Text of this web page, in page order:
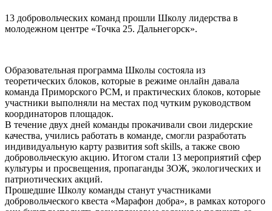
13 добровольческих команд прошли Школу лидерства в
молодежном центре «Точка 25. Дальнегорск».
Образовательная программа Школы состояла из
теоретических блоков, которые в режиме онлайн давала
команда Приморского РСМ, и практических блоков, которые
участники выполняли на местах под чутким руководством
координаторов площадок.
В течение двух дней команды прокачивали свои лидерские
качества, учились работать в команде, смогли разработать
индивидуальную карту развития soft skills, а также свою
добровольческую акцию. Итогом стали 13 мероприятий сфер
культуры и просвещения, пропаганды ЗОЖ, экологических и
патриотических акций.
Прошедшие Школу команды станут участниками
добровольческого квеста «Марафон добра», в рамках которого